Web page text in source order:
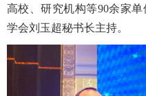
高校、研究机构等90余家
学会刘玉超秘书长主持。